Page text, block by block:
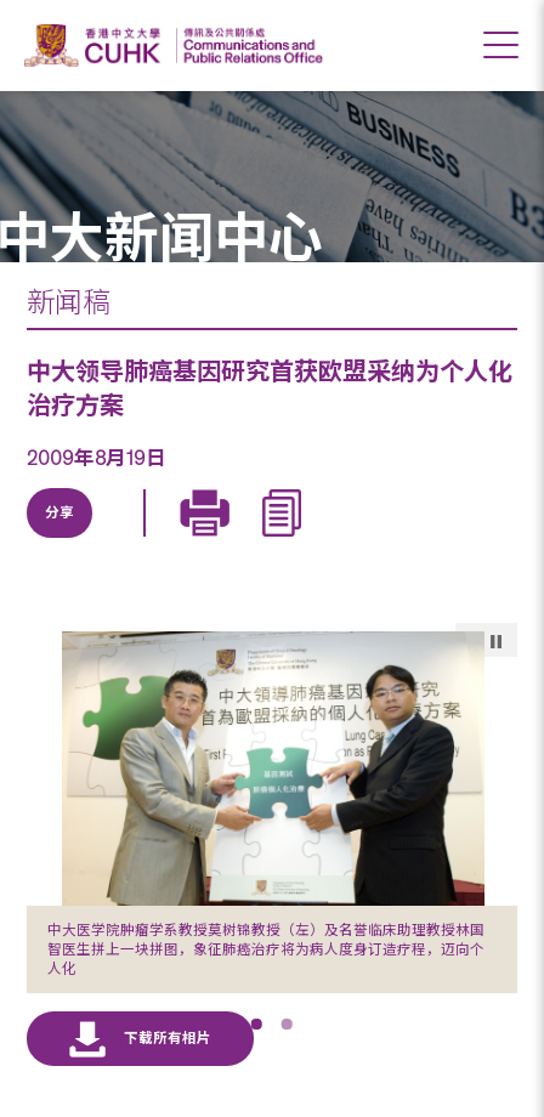
大新闻中心
新闻稿
中大领导肺癌基因研究首获欧盟采纳为个人化
治疗方案
2009年8月19日
分享
中大医学院肿瘤学系教授莫树锦教授（左）及名誉临床助理教授林国
智医生拼上一块拼图，象征肺癌治疗将为病人度身订造疗程，迈向个
人化